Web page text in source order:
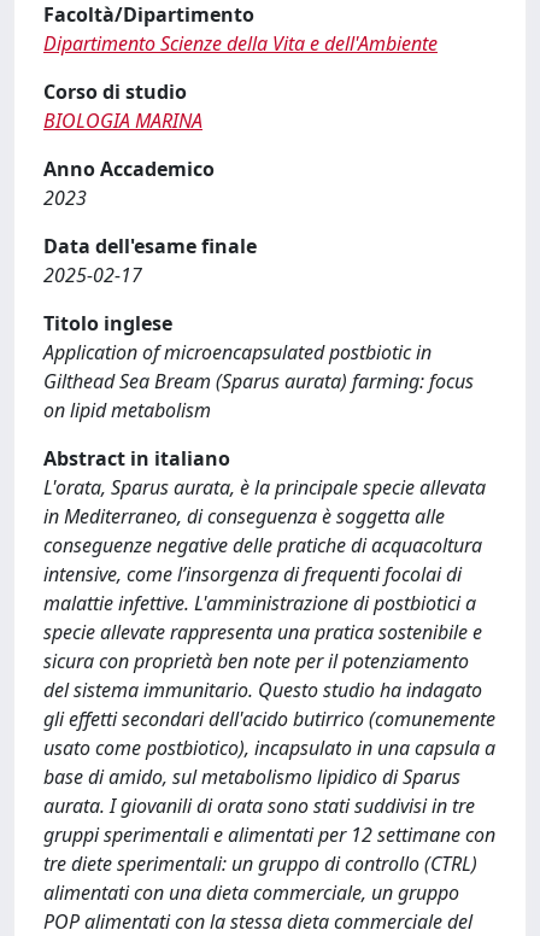
Facoltà/Dipartimento
Dipartimento Scienze della Vita e dell'Ambiente
Corso di studio
BIOLOGIA MARINA
Anno Accademico
2023
Data dell'esame finale
2025-02-17
Titolo inglese
Application of microencapsulated postbiotic in
Gilthead Sea Bream (Sparus aurata) farming: focus
on lipid metabolism
Abstract in italiano
L'orata, Sparus aurata, è la principale specie allevata
in Mediterraneo, di conseguenza è soggetta alle
conseguenze negative delle pratiche di acquacoltura
intensive, come l’insorgenza di frequenti focolai di
malattie infettive. L'amministrazione di postbiotici a
specie allevate rappresenta una pratica sostenibile e
sicura con proprietà ben note per il potenziamento
del sistema immunitario. Questo studio ha indagato
gli effetti secondari dell'acido butirrico (comunemente
usato come postbiotico), incapsulato in una capsula a
base di amido, sul metabolismo lipidico di Sparus
aurata. I giovanili di orata sono stati suddivisi in tre
gruppi sperimentali e alimentati per 12 settimane con
tre diete sperimentali: un gruppo di controllo (CTRL)
alimentati con una dieta commerciale, un gruppo
POP alimentati con la stessa dieta commerciale del